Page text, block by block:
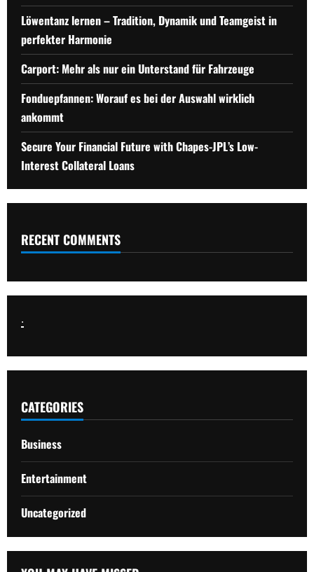
Löwentanz lernen – Tradition, Dynamik und Teamgeist in
perfekter Harmonie
Carport: Mehr als nur ein Unterstand für Fahrzeuge
Fonduepfannen: Worauf es bei der Auswahl wirklich
ankommt
Secure Your Financial Future with Chapes-JPL’s Low-
Interest Collateral Loans
RECENT COMMENTS
.
CATEGORIES
Business
Entertainment
Uncategorized